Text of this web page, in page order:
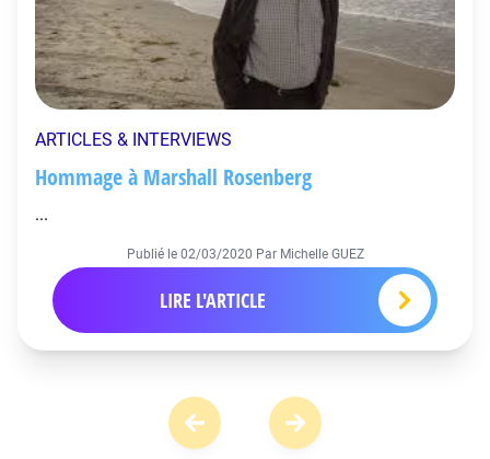
ARTICLES & INTERVIEWS
Hommage à Marshall Rosenberg
...
Publié le 02/03/2020 Par Michelle GUEZ
LIRE L'ARTICLE